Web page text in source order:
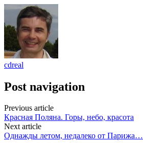
cdreal
Post navigation
Previous article
Красная Поляна. Горы, небо, красота
Next article
Однажды летом, недалеко от Парижа…